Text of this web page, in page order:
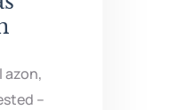
azon,
–